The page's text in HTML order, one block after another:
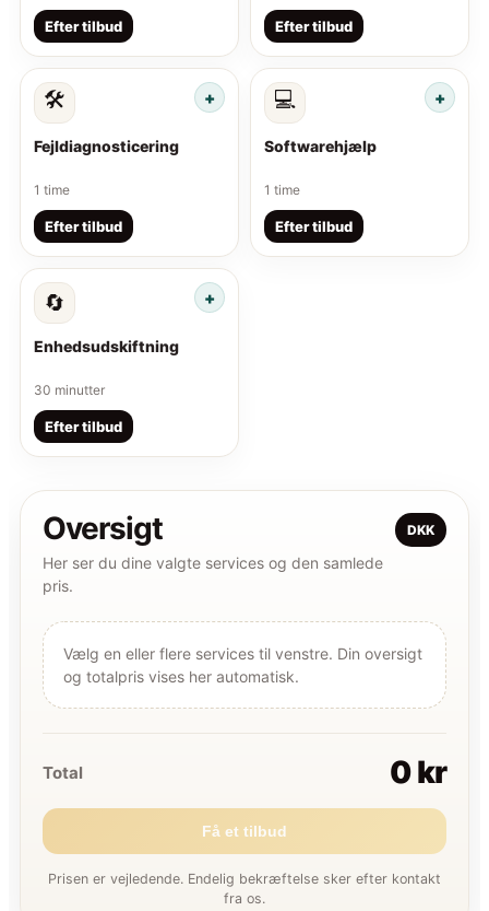
Efter tilbud Efter tilbud
🛠️
Fejldiagnosticering
1 time
Efter tilbud
💻
Softwarehjælp
1 time
Efter tilbud
🔄
Enhedsudskiftning
30 minutter
Efter tilbud
Oversigt
Her ser du dine valgte services og den samlede
pris.
DKK
Vælg en eller flere services til venstre. Din oversigt
og totalpris vises her automatisk.
Total 0 kr
Få et tilbud
Prisen er vejledende. Endelig bekræftelse sker efter kontakt
fra os.